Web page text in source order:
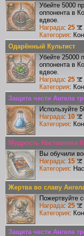
Убейте 5000
оппонента в
вдвое.
Награда: 25
Категория:
Одарённый Культист
Убейте 25000
оппонента в
вдвое.
Награда: 25
Категория:
Защита чести Ангела
Используйте
Награда: 10
Категория:
Мудрость Наставника III
Вы обучили
Награда: 15
Категория:
Жертва во славу
Пожертвуйте
Награда: 25
Категория:
Защита чести Ангела